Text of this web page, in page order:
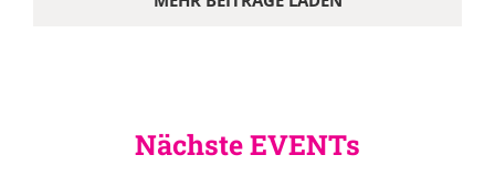
Nächste EVENTs